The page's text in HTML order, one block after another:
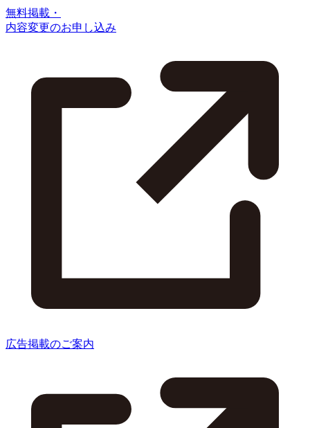
無料掲載・
内容変更のお申し込み
広告掲載のご案内